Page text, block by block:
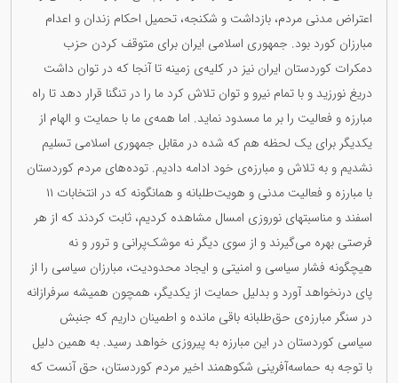
اعتراض مدنی مردم، بازداشت و شکنجە، تحمیل احکام زندان و اعدام
مبارزان کورد بود. جمهوری اسلامی ایران برای متوقف کردن حزب
دمکرات کوردستان ایران نیز در کلیەی زمینە تا آنجا کە در توان داشت
دریغ نورزید و با تمام نیرو و توان تلاش کرد ما را در تنگنا قرار دهد تا راه
مبارزە و فعالیت را بر ما مسدود نماید. اما همەی ما با حمایت و الهام از
یکدیگر برای یک لحظە هم کە شدە در مقابل جمهوری اسلامی تسلیم
نشدیم و بە تلاش و مبارزەی خود ادامە دادیم. تودەهای مردم کوردستان
با مبارزە و فعالیت مدنی و هویت‌طلبانە و همانگونە کە در انتخابات ١١
اسفند و مناسبتهای نوروزی امسال مشاهدە کردیم، ثابت کردند کە از هر
فرصتی بهرە می‌گیرند و از سوی دیگر نە موشک‌پرانی و ترور و نە
هیچگونە فشار سیاسی و امنیتی و ایجاد محدودیت، مبارزان سیاسی را از
پای درنخواهد آورد و بدلیل حمایت از یکدیگر، همچون همیشە سرفرازانە
در سنگر مبارزەی حق‌طلبانە باقی ماندە و اطمینان داریم کە جنبش
سیاسی کوردستان در این مبارزە بە پیروزی خواهد رسید. بە همین دلیل
با توجە بە حماسەآفرینی شکوهمند اخیر مردم کوردستان، حق آنست کە